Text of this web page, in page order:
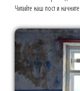
Читайте наш пост и